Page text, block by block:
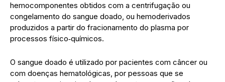
hemocomponentes obtidos com a centrifugação ou
congelamento do sangue doado, ou hemoderivados
produzidos a partir do fracionamento do plasma por
processos físico‑químicos.
O sangue doado é utilizado por pacientes com câncer ou
com doenças hematológicas, por pessoas que se